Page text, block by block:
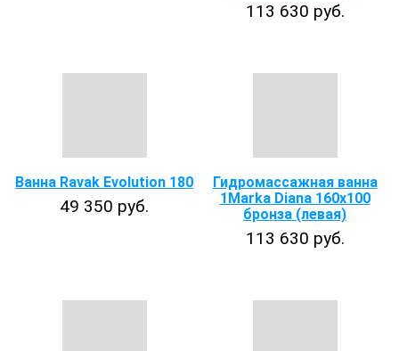
113 630 руб.
Ванна Ravak Evolution 180
49 350 руб.
Гидромассажная ванна
1Marka Diana 160х100
бронза (левая)
113 630 руб.